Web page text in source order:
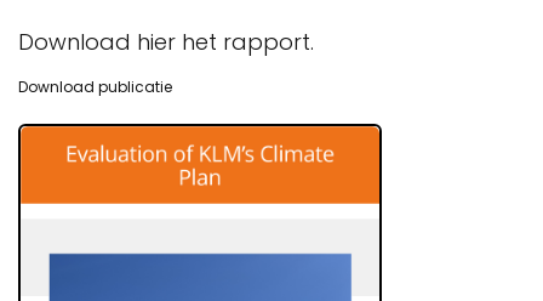
Download hier het rapport.
Download publicatie